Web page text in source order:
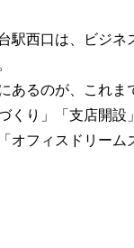
駅西口は、ビジ
あるのが、これ
くり」「支店開
オフィスドリーム